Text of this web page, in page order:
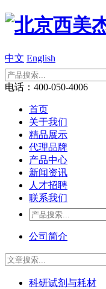
中文 English
电话：400-050-4006
首页
关于我们
精品展示
代理品牌
产品中心
新闻资讯
人才招聘
联系我们
公司简介
科研试剂与耗材